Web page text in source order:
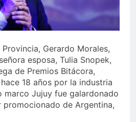
Gerardo Morales,
esposa, Tulia Snopek,
de Premios Bitácora,
18 años por la industria
marco Jujuy fue galardonado
de Argentina,